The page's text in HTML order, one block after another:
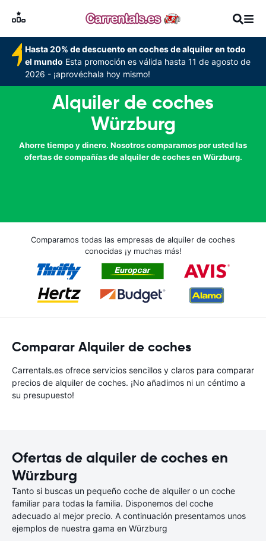
Hasta 20% de descuento en coches de alquiler en todo
el mundo Esta promoción es válida hasta 11 de agosto de
2026 - ¡aprovéchala hoy mismo!
Alquiler de coches
Würzburg
Ahorre tiempo y dinero. Nosotros comparamos por usted las
ofertas de compañías de alquiler de coches en Würzburg.
Comparamos todas las empresas de alquiler de coches
conocidas ¡y muchas más!
Comparar Alquiler de coches
Carrentals.es ofrece servicios sencillos y claros para comparar
precios de alquiler de coches. ¡No añadimos ni un céntimo a
su presupuesto!
Ofertas de alquiler de coches en
Würzburg
Tanto si buscas un pequeño coche de alquiler o un coche
familiar para todas la familia. Disponemos del coche
adecuado al mejor precio. A continuación presentamos unos
ejemplos de nuestra gama en Würzburg